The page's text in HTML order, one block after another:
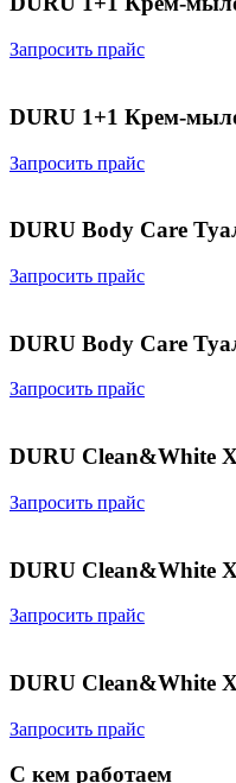
Запросить прайс
DURU 1+1 Крем-
Запросить прайс
DURU Body Care
Запросить прайс
DURU Body Care
Запросить прайс
DURU Clean&White
Запросить прайс
DURU Clean&White
Запросить прайс
DURU Clean&White
Запросить прайс
С кем работаем